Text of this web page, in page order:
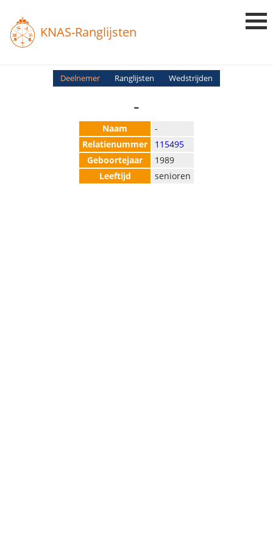
KNAS-Ranglijsten
Login
Deelnemer Ranglijsten Wedstrijden
-
Naam
-
Relatienummer
115495
Geboortejaar
1989
Leeftijd
senioren